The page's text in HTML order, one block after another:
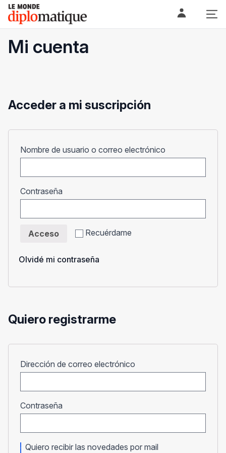
Skip
content
Le monde diplomatique
Mi cuenta
Acceder a mi suscripción
Nombre de usuario o correo electrónico
Contraseña
Recuérdame
Acceso
Olvidé mi contraseña
Quiero registrarme
Dirección de correo electrónico
Contraseña
Quiero recibir las novedades por mail